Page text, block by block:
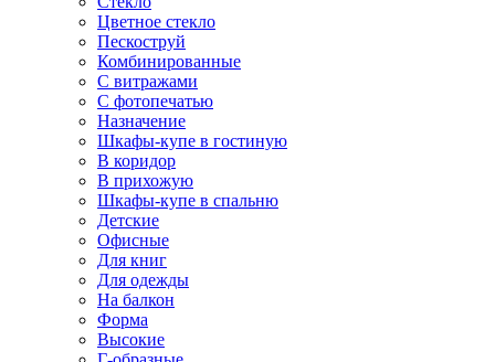
Цветное стекло
Пескоструй
Комбинированные
С витражами
С фотопечатью
Назначение
Шкафы-купе в гостиную
В коридор
В прихожую
Шкафы-купе в спальню
Детские
Офисные
Для книг
Для одежды
На балкон
Форма
Высокие